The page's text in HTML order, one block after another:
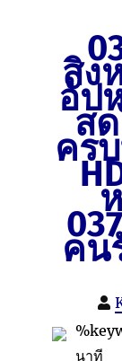
สิง
อัป
ส
คร
คน
นาที